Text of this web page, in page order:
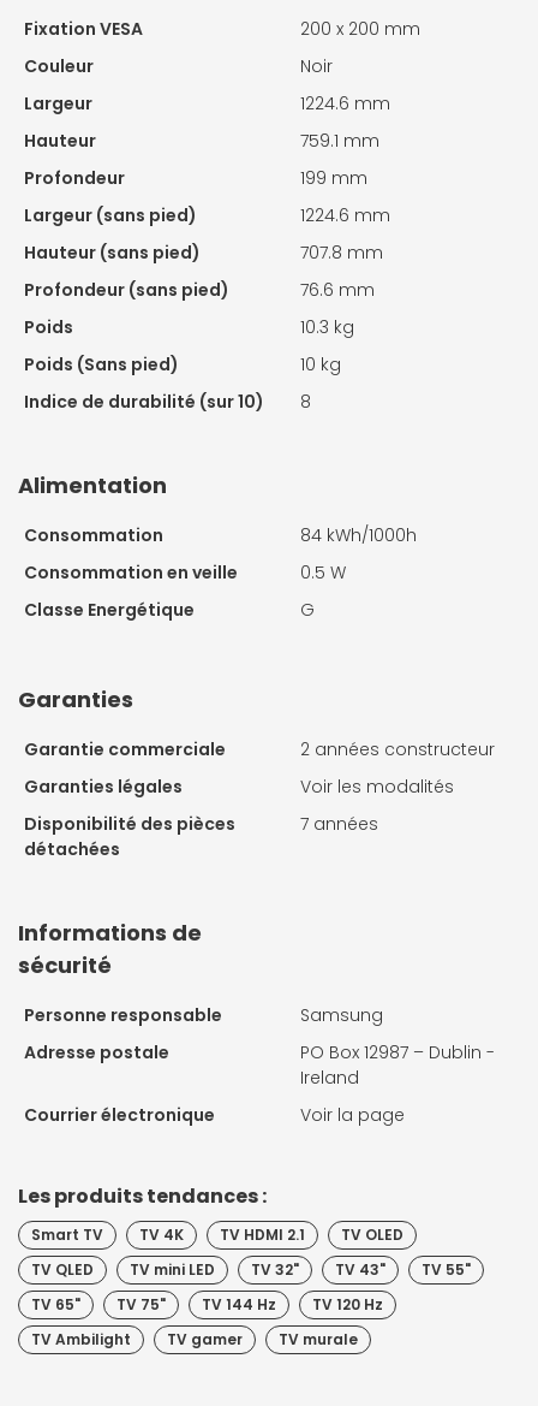
Fixation VESA
200 x 200 mm
Couleur
Noir
Largeur
1224.6 mm
Hauteur
759.1 mm
Profondeur
199 mm
Largeur (sans pied)
1224.6 mm
Hauteur (sans pied)
707.8 mm
Profondeur (sans pied)
76.6 mm
Poids
10.3 kg
Poids (Sans pied)
10 kg
Indice de durabilité (sur 10)
8
Alimentation
Consommation
84 kWh/1000h
Consommation en veille
0.5 W
Classe Energétique
G
Garanties
Garantie commerciale
2 années constructeur
Garanties légales
Voir les modalités
Disponibilité des pièces
détachées
7 années
Informations de
sécurité
Personne responsable
Samsung
Adresse postale
PO Box 12987 – Dublin -
Ireland
Courrier électronique
Voir la page
Les produits tendances :
Smart TV TV 4K TV HDMI 2.1
TV OLED
TV QLED
TV mini LED TV 32" TV 43"
TV 55"
TV 65"
TV 75" TV 144 Hz
TV 120 Hz
TV Ambilight
TV gamer TV murale